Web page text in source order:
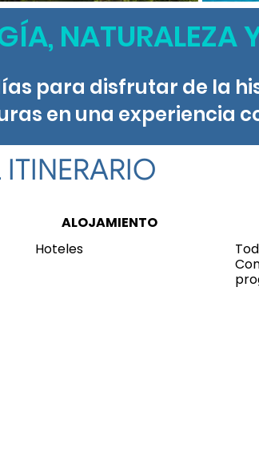
NATURALEZA
para disfrutar de la
en una experiencia
ITINERARIO
ALOJAMIENTO
Hoteles